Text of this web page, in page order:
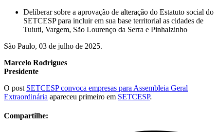
Deliberar sobre a aprovação de alteração do Estatuto social do
SETCESP para incluir em sua base territorial as cidades de
Tuiuti, Vargem, São Lourenço da Serra e Pinhalzinho
São Paulo, 03 de julho de 2025.
Marcelo Rodrigues
Presidente
O post SETCESP convoca empresas para Assembleia Geral
Extraordinária apareceu primeiro em SETCESP.
Compartilhe: